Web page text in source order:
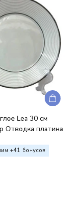
Lea 30 см
Отводка платина
+41 бонусов